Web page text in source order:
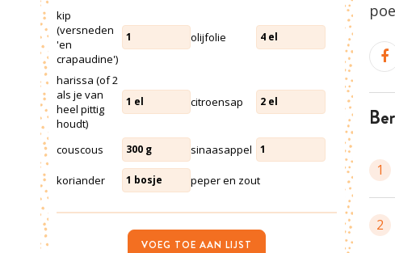
1
2
kip
(versneden
'en
crapaudine')
1 olijfolie 4 el
harissa (of 2
als je van
heel pittig
houdt)
1 el citroensap 2 el
couscous 300 g sinaasappel 1
koriander 1 bosje peper en zout
VOEG TOE AAN LIJST